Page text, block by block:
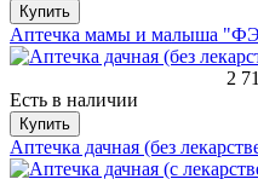
Купить
Аптечка мамы и малыша
2
Есть в наличии
Купить
Аптечка дачная (без